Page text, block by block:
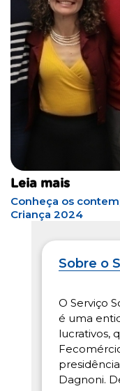
Leia mais
Conheça os
Criança 2024
Sobre o
O Serviço
é uma
lucrativos,
Dagnoni.